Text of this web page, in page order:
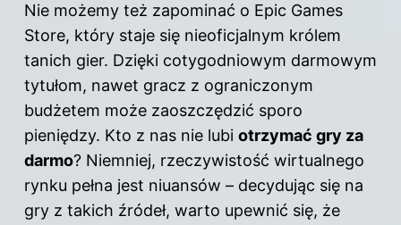
Nie możemy też zapominać o Epic Games
Store, który staje się nieoficjalnym królem
tanich gier. Dzięki cotygodniowym darmowym
tytułom, nawet gracz z ograniczonym
budżetem może zaoszczędzić sporo
pieniędzy. Kto z nas nie lubi otrzymać gry za
darmo? Niemniej, rzeczywistość wirtualnego
rynku pełna jest niuansów – decydując się na
gry z takich źródeł, warto upewnić się, że